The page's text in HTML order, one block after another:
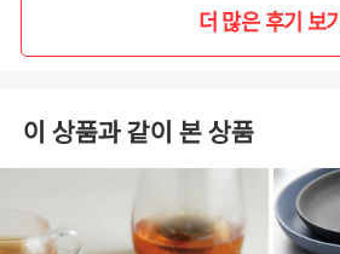
더 많은 후기 보기
이 상품과 같이 본 상품